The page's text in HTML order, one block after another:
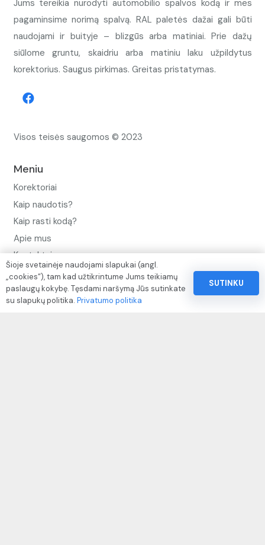
Jums tereikia nurodyti automobilio spalvos kodą ir mes
pagaminsime norimą spalvą. RAL paletės dažai gali būti
naudojami ir buityje – blizgūs arba matiniai. Prie dažų
siūlome gruntu, skaidriu arba matiniu laku užpildytus
korektorius. Saugus pirkimas. Greitas pristatymas.
Visos teisės saugomos © 2023
Meniu
Korektoriai
Kaip naudotis?
Kaip rasti kodą?
Apie mus
Kontaktai
Privatumo politika
Pinigų ir prekių grąžinimo politika
Šioje svetainėje naudojami slapukai (angl.
„cookies“), tam kad užtikrintume Jums teikiamų
paslaugų kokybę. Tęsdami naršymą Jūs sutinkate
su slapukų politika. Privatumo politika
SUTINKU